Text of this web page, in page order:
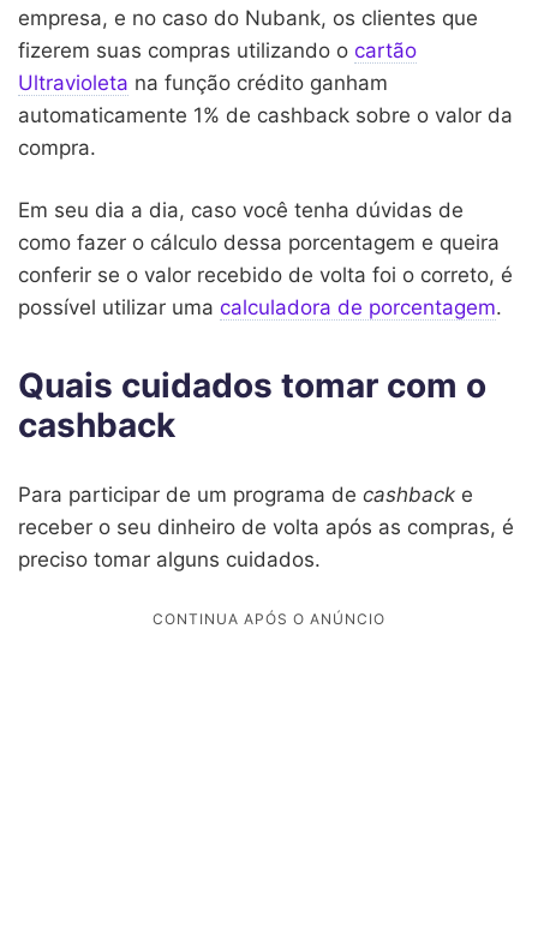
empresa, e no caso do Nubank, os clientes que
fizerem suas compras utilizando o cartão
Ultravioleta na função crédito ganham
automaticamente 1% de cashback sobre o valor da
compra.
Em seu dia a dia, caso você tenha dúvidas de
como fazer o cálculo dessa porcentagem e queira
conferir se o valor recebido de volta foi o correto, é
possível utilizar uma calculadora de porcentagem.
Quais cuidados tomar com o
cashback
Para participar de um programa de cashback e
receber o seu dinheiro de volta após as compras, é
preciso tomar alguns cuidados.